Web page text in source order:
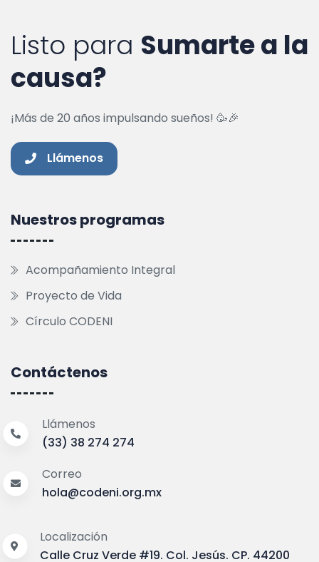
Listo para Sumarte a la
causa?
¡Más de 20 años impulsando sueños! 🥳🎉
Llámenos
Nuestros programas
Acompañamiento Integral
Proyecto de Vida
Círculo CODENI
Contáctenos
Llámenos
(33) 38 274 274
Correo
hola@codeni.org.mx
Localización
Calle Cruz Verde #19. Col. Jesús. CP. 44200